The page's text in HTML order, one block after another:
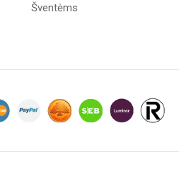
Šventėms